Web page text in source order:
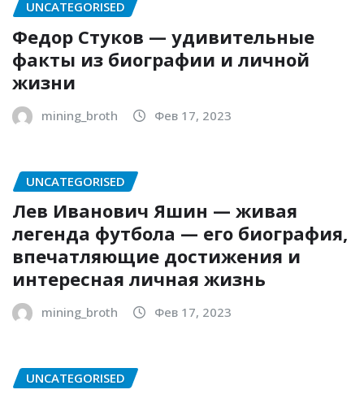
UNCATEGORISED
Федор Стуков — удивительные
факты из биографии и личной
жизни
mining_broth Фев 17, 2023
UNCATEGORISED
Лев Иванович Яшин — живая
легенда футбола — его биография,
впечатляющие достижения и
интересная личная жизнь
mining_broth Фев 17, 2023
UNCATEGORISED